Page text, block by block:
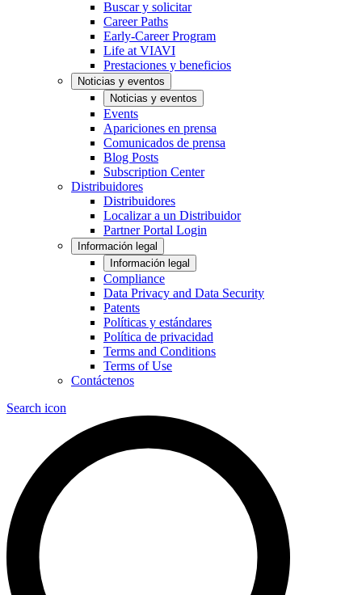
Buscar y solicitar
Career Paths
Early-Career Program
Life at VIAVI
Prestaciones y beneficios
Noticias y eventos
Noticias y eventos
Events
Apariciones en prensa
Comunicados de prensa
Blog Posts
Subscription Center
Distribuidores
Distribuidores
Localizar a un Distribuidor
Partner Portal Login
Información legal
Información legal
Compliance
Data Privacy and Data Security
Patents
Políticas y estándares
Política de privacidad
Terms and Conditions
Terms of Use
Contáctenos
Search icon